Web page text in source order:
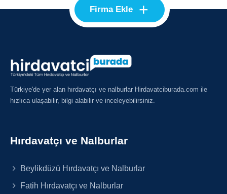
Firma Ekle +
Türkiye'de yer alan hırdavatçı ve nalburlar Hirdavatciburada.com ile
hızlıca ulaşabilir, bilgi alabilir ve inceleyebilirsiniz.
Hırdavatçı ve Nalburlar
Beylikdüzü Hırdavatçı ve Nalburlar
Fatih Hırdavatçı ve Nalburlar